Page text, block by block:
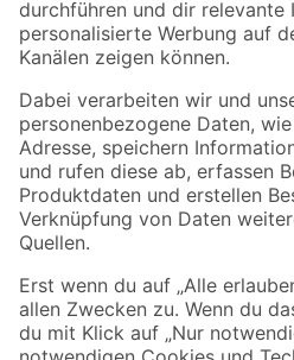
Folge uns
Zahlungsarten
Sicher einkaufen
Jetzt die toom-App herunterladen